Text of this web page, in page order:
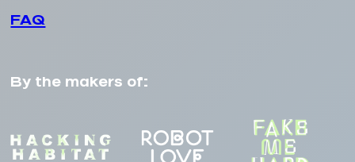
FAQ
By the makers of: